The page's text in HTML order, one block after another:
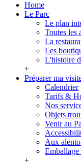
Home
Le Parc
Le plan
Toutes les
La
Les
L'histoire
+
Préparer ma
Calendrier
Tarifs &
Nos
Objets
Venir au
Aux
Emballage
+